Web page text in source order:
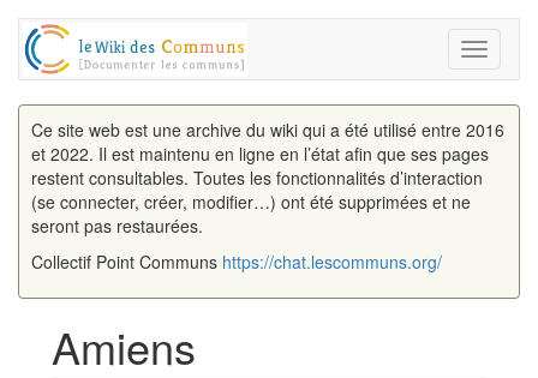
Toggle
Ce site web est une archive du wiki qui a été utilisé entre 2016
et 2022. Il est maintenu en ligne en l’état afin que ses pages
restent consultables. Toutes les fonctionnalités d’interaction
(se connecter, créer, modifier…) ont été supprimées et ne
seront pas restaurées.
Collectif Point Communs https://chat.lescommuns.org/
Amiens